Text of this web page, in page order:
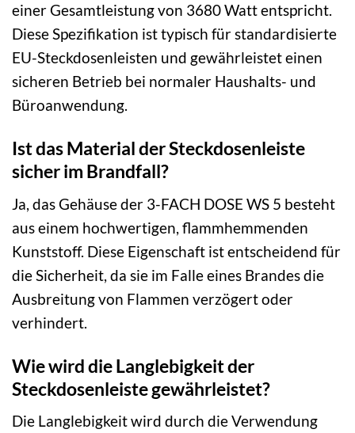
einer Gesamtleistung von 3680 Watt entspricht.
Diese Spezifikation ist typisch für standardisierte
EU-Steckdosenleisten und gewährleistet einen
sicheren Betrieb bei normaler Haushalts- und
Büroanwendung.
Ist das Material der Steckdosenleiste
sicher im Brandfall?
Ja, das Gehäuse der 3-FACH DOSE WS 5 besteht
aus einem hochwertigen, flammhemmenden
Kunststoff. Diese Eigenschaft ist entscheidend für
die Sicherheit, da sie im Falle eines Brandes die
Ausbreitung von Flammen verzögert oder
verhindert.
Wie wird die Langlebigkeit der
Steckdosenleiste gewährleistet?
Die Langlebigkeit wird durch die Verwendung